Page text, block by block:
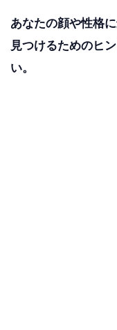
あなたの顔や性格
見つけるためのヒ
い。